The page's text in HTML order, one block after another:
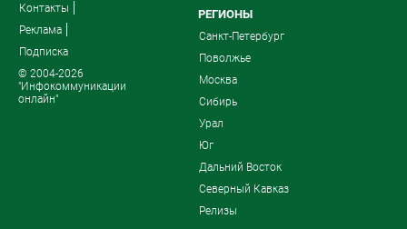
Контакты
Реклама
Подписка
© 2004-2026
"Инфокоммуникации
онлайн"
РЕГИОНЫ
Санкт-Петербург
Поволжье
Москва
Сибирь
Урал
Юг
Дальний Восток
Северный Кавказ
Релизы